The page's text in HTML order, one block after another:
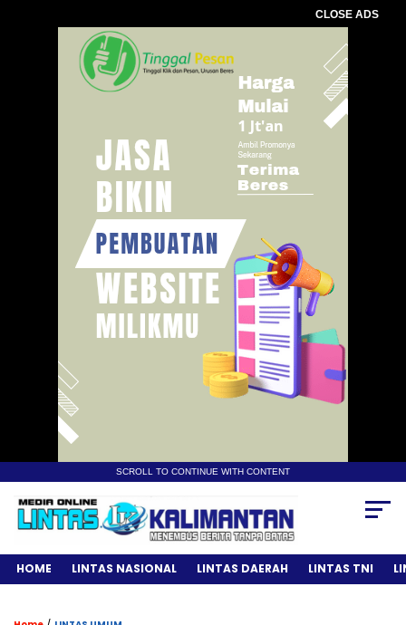
CLOSE ADS
SCROLL TO CONTINUE WITH CONTENT
HOME LINTAS NASIONAL LINTAS DAERAH LINTAS TNI